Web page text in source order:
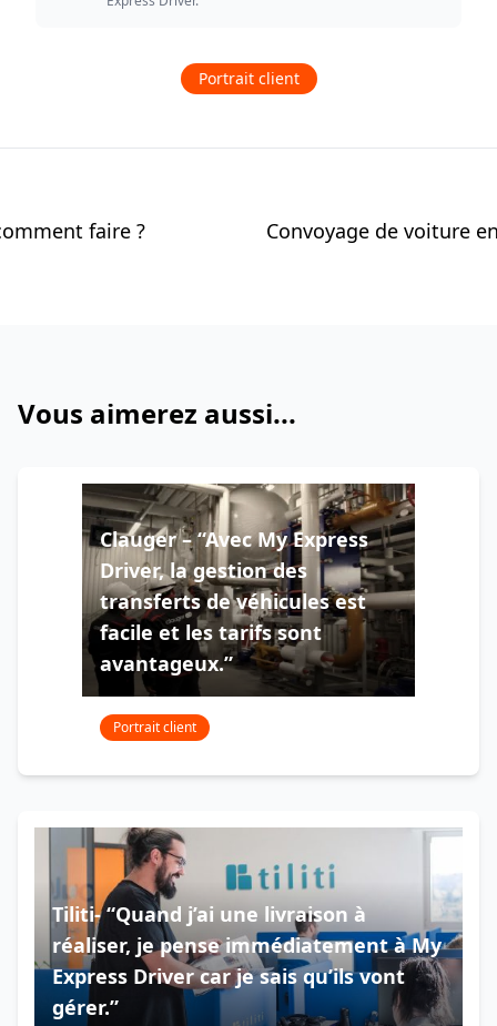
Portrait client
faire ?
Vous aimerez aussi...
Clauger – “Avec My Express
Driver, la gestion des
transferts de véhicules est
facile et les tarifs sont
avantageux.”
Portrait client
Tiliti- “Quand j’ai une livraison à
réaliser, je pense immédiatement à My
Express Driver car je sais qu’ils vont
gérer.”